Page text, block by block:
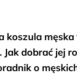
koszula
dobrać jej
o